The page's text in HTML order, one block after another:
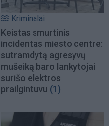
Kriminalai
Keistas smurtinis
incidentas miesto centre:
sutramdytą agresyvų
mušeiką baro lankytojai
surišo elektros
prailgintuvu (1)